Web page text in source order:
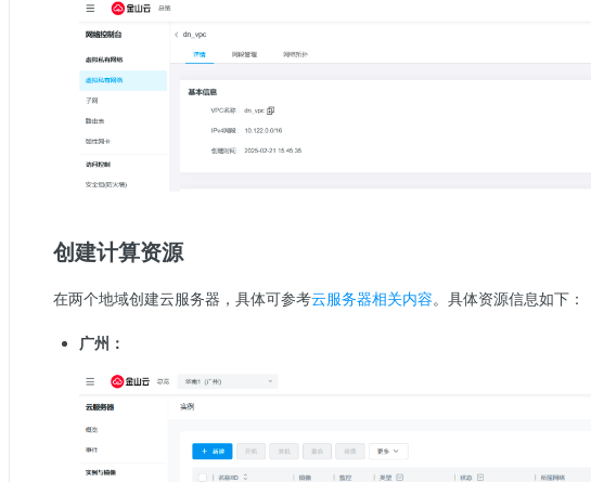
创建计算资源
在两个地域创建云服务器，具体可参考云服务器相关内容。具体资源信息如下：
广州：